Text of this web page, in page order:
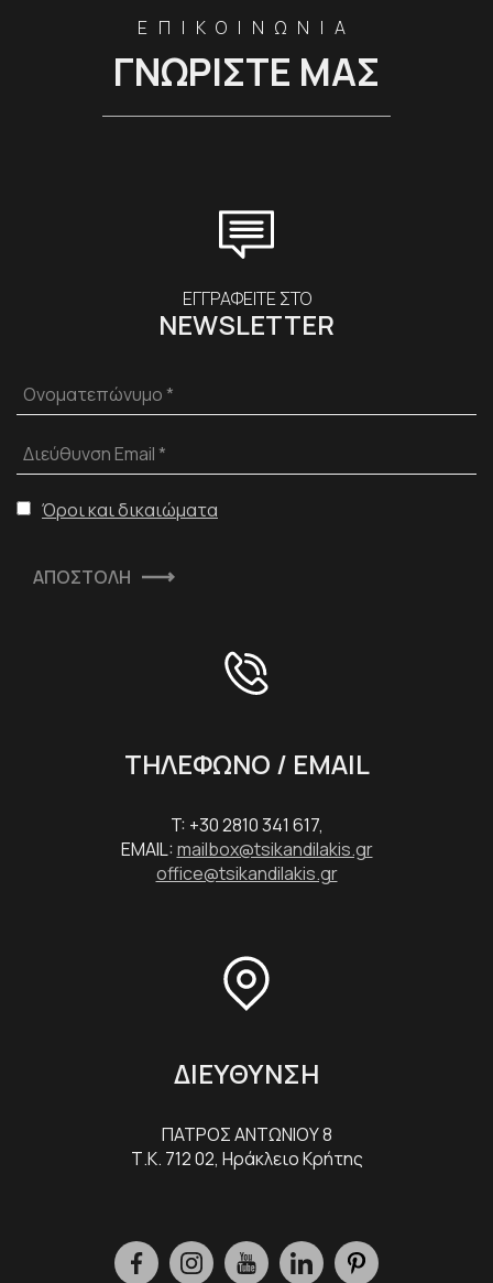
ΕΠΙΚΟΙΝΩΝΙΑ
ΓΝΩΡΙΣΤΕ ΜΑΣ
ΕΓΓΡΑΦΕΙΤΕ ΣΤΟ
NEWSLETTER
Ονοματεπώνυμο *
Διεύθυνση Email *
Όροι και δικαιώματα
ΑΠΟΣΤΟΛΗ
ΤΗΛΕΦΩΝΟ / EMAIL
T: +30 2810 341 617,
EMAIL:mailbox@tsikandilakis.gr
office@tsikandilakis.gr
ΔΙΕΥΘΥΝΣΗ
ΠΑΤΡΟΣ ΑΝΤΩΝΙΟΥ 8
Τ.Κ. 712 02, Ηράκλειο Κρήτης